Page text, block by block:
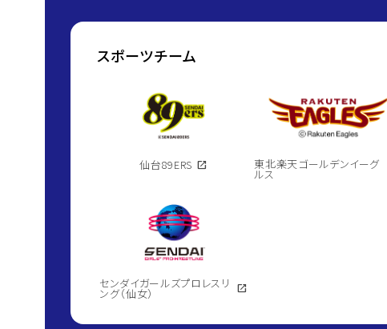
スポーツチーム
仙台89ERS open_in_new 東北楽天ゴールデンイーグ
ルス
センダイガールズプロレスリ
ング（仙女） open_in_new